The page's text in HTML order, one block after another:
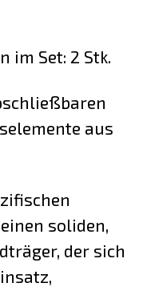
im Set: 2 Stk.
aus
soliden,
der sich